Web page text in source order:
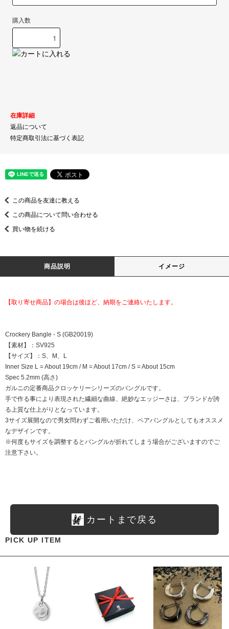
購入数
在庫詳細
返品について
特定商取引法に基づく表記
この商品を友達に教える
この商品について問い合わせる
買い物を続ける
商品説明 イメージ
【取り寄せ商品】の場合は後ほど、納期をご連絡いたします。
Crockery Bangle - S (GB20019)
【素材】：SV925
【サイズ】：S、M、L
Inner Size L = About 19cm / M = About 17cm / S = About 15cm
Spec 5.2mm (高さ)
ガルニの定番商品クロッケリーシリーズのバングルです。
手で作る事により表現された繊細な曲線、絶妙なエッジーさは、ブランドが誇
る上質な仕上がりとなっています。
3サイズ展開なので男女問わずご着用いただけ、ペアバングルとしてもオススメ
なデザインです。
※何度もサイズを調整するとバングルが折れてしまう場合がございますのでご
注意下さい。
カートまで戻る
PICK UP ITEM